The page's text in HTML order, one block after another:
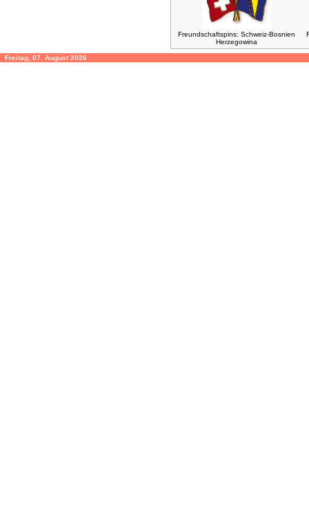
Freundschaftspins: Schweiz-Bosnien
Herzegowina
Freitag, 07. August 2026